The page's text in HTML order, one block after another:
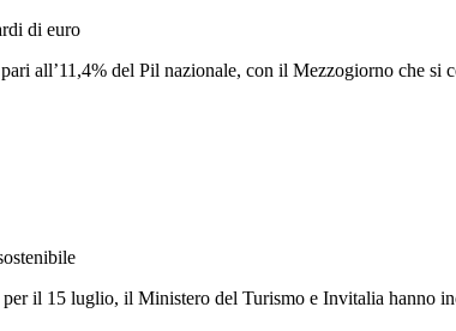
di euro
all’11,4% del Pil nazionale, con il Mezzogiorno che si
il 15 luglio, il Ministero del Turismo e Invitalia hanno